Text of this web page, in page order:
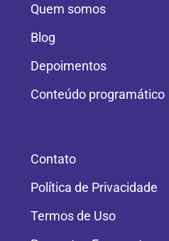
Quem somos
Blog
Depoimentos
Conteúdo programático
Contato
Política de Privacidade
Termos de Uso